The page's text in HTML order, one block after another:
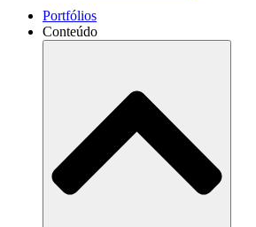
Portfólios
Conteúdo